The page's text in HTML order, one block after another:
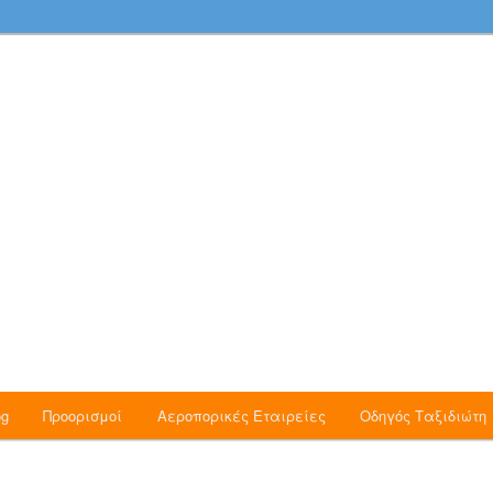
Πτήσεις, Ταξίδια, Νέα και Προσφορές
Προορισμοί Αεροπορικές Εταιρείες Οδηγός Ταξιδιώτη